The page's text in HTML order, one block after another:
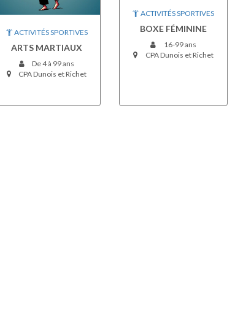
ACTIVITÉS SPORTIVES
ARTS MARTIAUX
De 4 à 99 ans
CPA Dunois et Richet
ACTIVITÉS SPORTIVES
BOXE FÉMININE
16-99 ans
CPA Dunois et Richet